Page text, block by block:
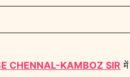
CHENNAL-KAMBOZ SIR में